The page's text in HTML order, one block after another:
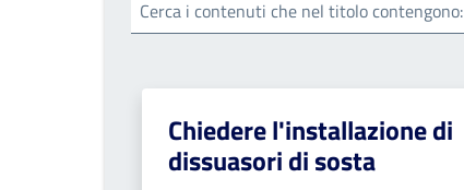
Cerca i contenuti che nel titolo contengono:
Chiedere l'installazione di
dissuasori di sosta